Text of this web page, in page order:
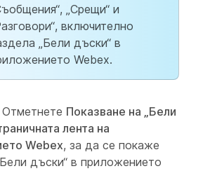
„Срещи“ и
включително
„Бели дъски“ в
Webex.
Показване на „Бели
лента на
Webex, за да се покаже
дъски“ в приложението